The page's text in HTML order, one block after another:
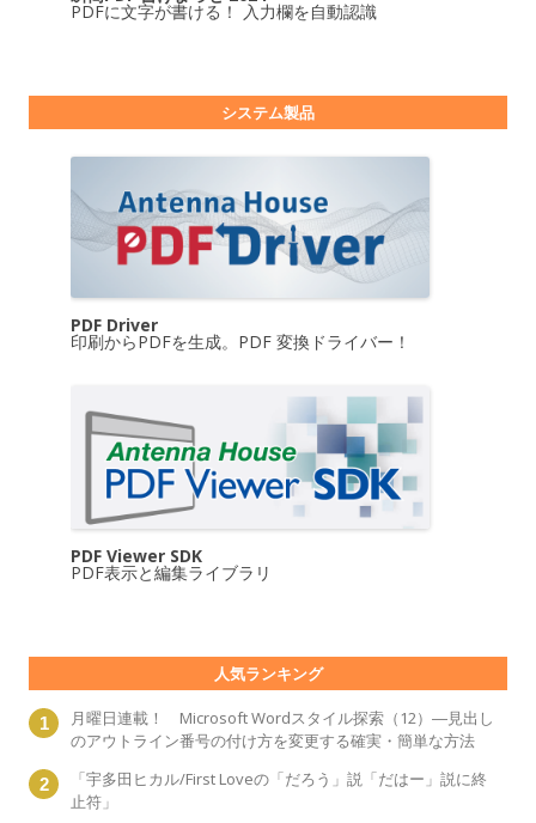
PDFに文字が書ける！ 入力欄を自動認識
システム製品
PDF Driver
印刷からPDFを生成。PDF 変換ドライバー！
PDF Viewer SDK
PDF表示と編集ライブラリ
人気ランキング
月曜日連載！ Microsoft Wordスタイル探索（12）―見出し
のアウトライン番号の付け方を変更する確実・簡単な方法
「宇多田ヒカル/First Loveの「だろう」説「だはー」説に終
止符」